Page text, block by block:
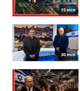
15 min
30 min